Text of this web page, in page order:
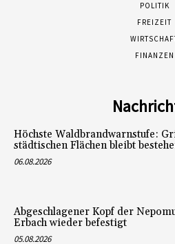
POLITIK
FREIZEIT
FINANZEN
Höchste Waldbrandwarnstufe:
städtischen Flächen bleibt
06.08.2026
Abgeschlagener Kopf der
Erbach wieder befestigt
05.08.2026